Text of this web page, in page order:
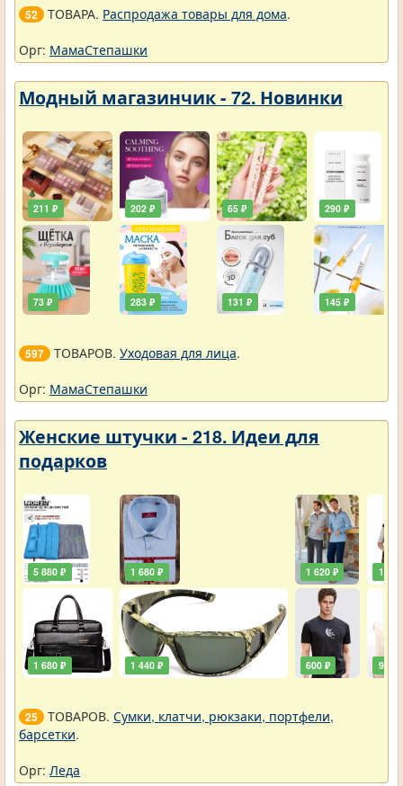
52 ТОВАРА. Распродажа товары для дома.
Орг: МамаСтепашки
Модный магазинчик - 72. Новинки
211 ₽
73 ₽
202 ₽
283 ₽
65 ₽
131 ₽
290 ₽
145 ₽
597 ТОВАРОВ. Уходовая для лица.
Орг: МамаСтепашки
Женские штучки - 218. Идеи для
подарков
5 880 ₽
1 680 ₽
1 680 ₽
1 440 ₽
1 620 ₽
600 ₽
1
900 ₽
25 ТОВАРОВ. Сумки, клатчи, рюкзаки, портфели,
барсетки.
Орг: Леда